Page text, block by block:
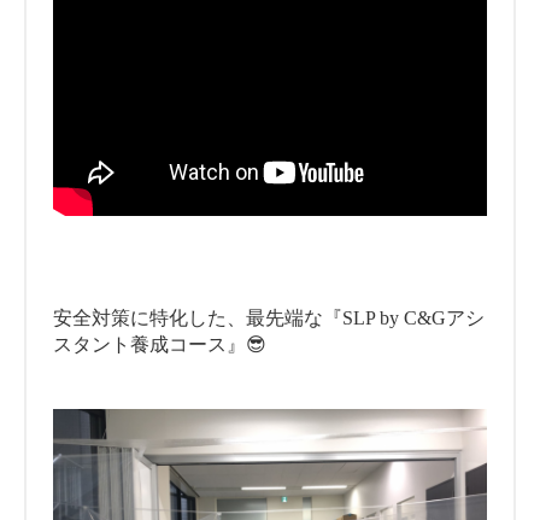
安全対策に特化した、最先端な『SLP by C&Gアシ
スタント養成コース』😎